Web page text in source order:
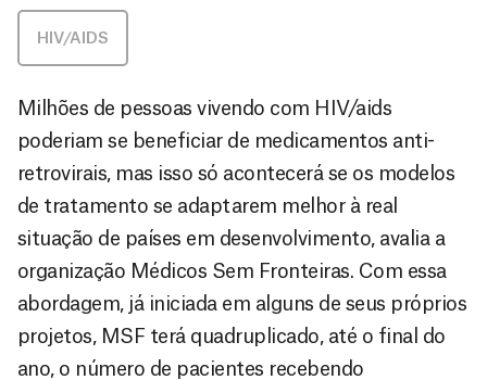
HIV/AIDS
Milhões de pessoas vivendo com HIV/aids
poderiam se beneficiar de medicamentos anti-
retrovirais, mas isso só acontecerá se os modelos
de tratamento se adaptarem melhor à real
situação de países em desenvolvimento, avalia a
organização Médicos Sem Fronteiras. Com essa
abordagem, já iniciada em alguns de seus próprios
projetos, MSF terá quadruplicado, até o final do
ano, o número de pacientes recebendo